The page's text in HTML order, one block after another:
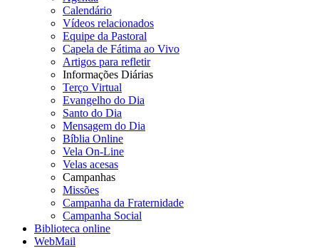
Calendário
Vídeos relacionados
Equipe da Pastoral
Capela de Fátima ao Vivo
Artigos para refletir
Informações Diárias
Terço Virtual
Evangelho do Dia
Santo do Dia
Mensagem do Dia
Bíblia Online
Vela On-Line
Velas acesas
Campanhas
Missões
Campanha da Fraternidade
Campanha Social
Biblioteca online
WebMail